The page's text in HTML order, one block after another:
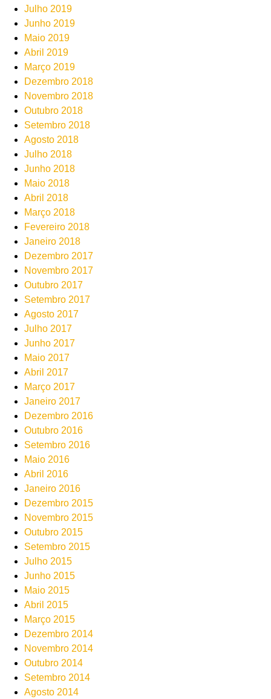
Julho 2019
Junho 2019
Maio 2019
Abril 2019
Março 2019
Dezembro 2018
Novembro 2018
Outubro 2018
Setembro 2018
Agosto 2018
Julho 2018
Junho 2018
Maio 2018
Abril 2018
Março 2018
Fevereiro 2018
Janeiro 2018
Dezembro 2017
Novembro 2017
Outubro 2017
Setembro 2017
Agosto 2017
Julho 2017
Junho 2017
Maio 2017
Abril 2017
Março 2017
Janeiro 2017
Dezembro 2016
Outubro 2016
Setembro 2016
Maio 2016
Abril 2016
Janeiro 2016
Dezembro 2015
Novembro 2015
Outubro 2015
Setembro 2015
Julho 2015
Junho 2015
Maio 2015
Abril 2015
Março 2015
Dezembro 2014
Novembro 2014
Outubro 2014
Setembro 2014
Agosto 2014